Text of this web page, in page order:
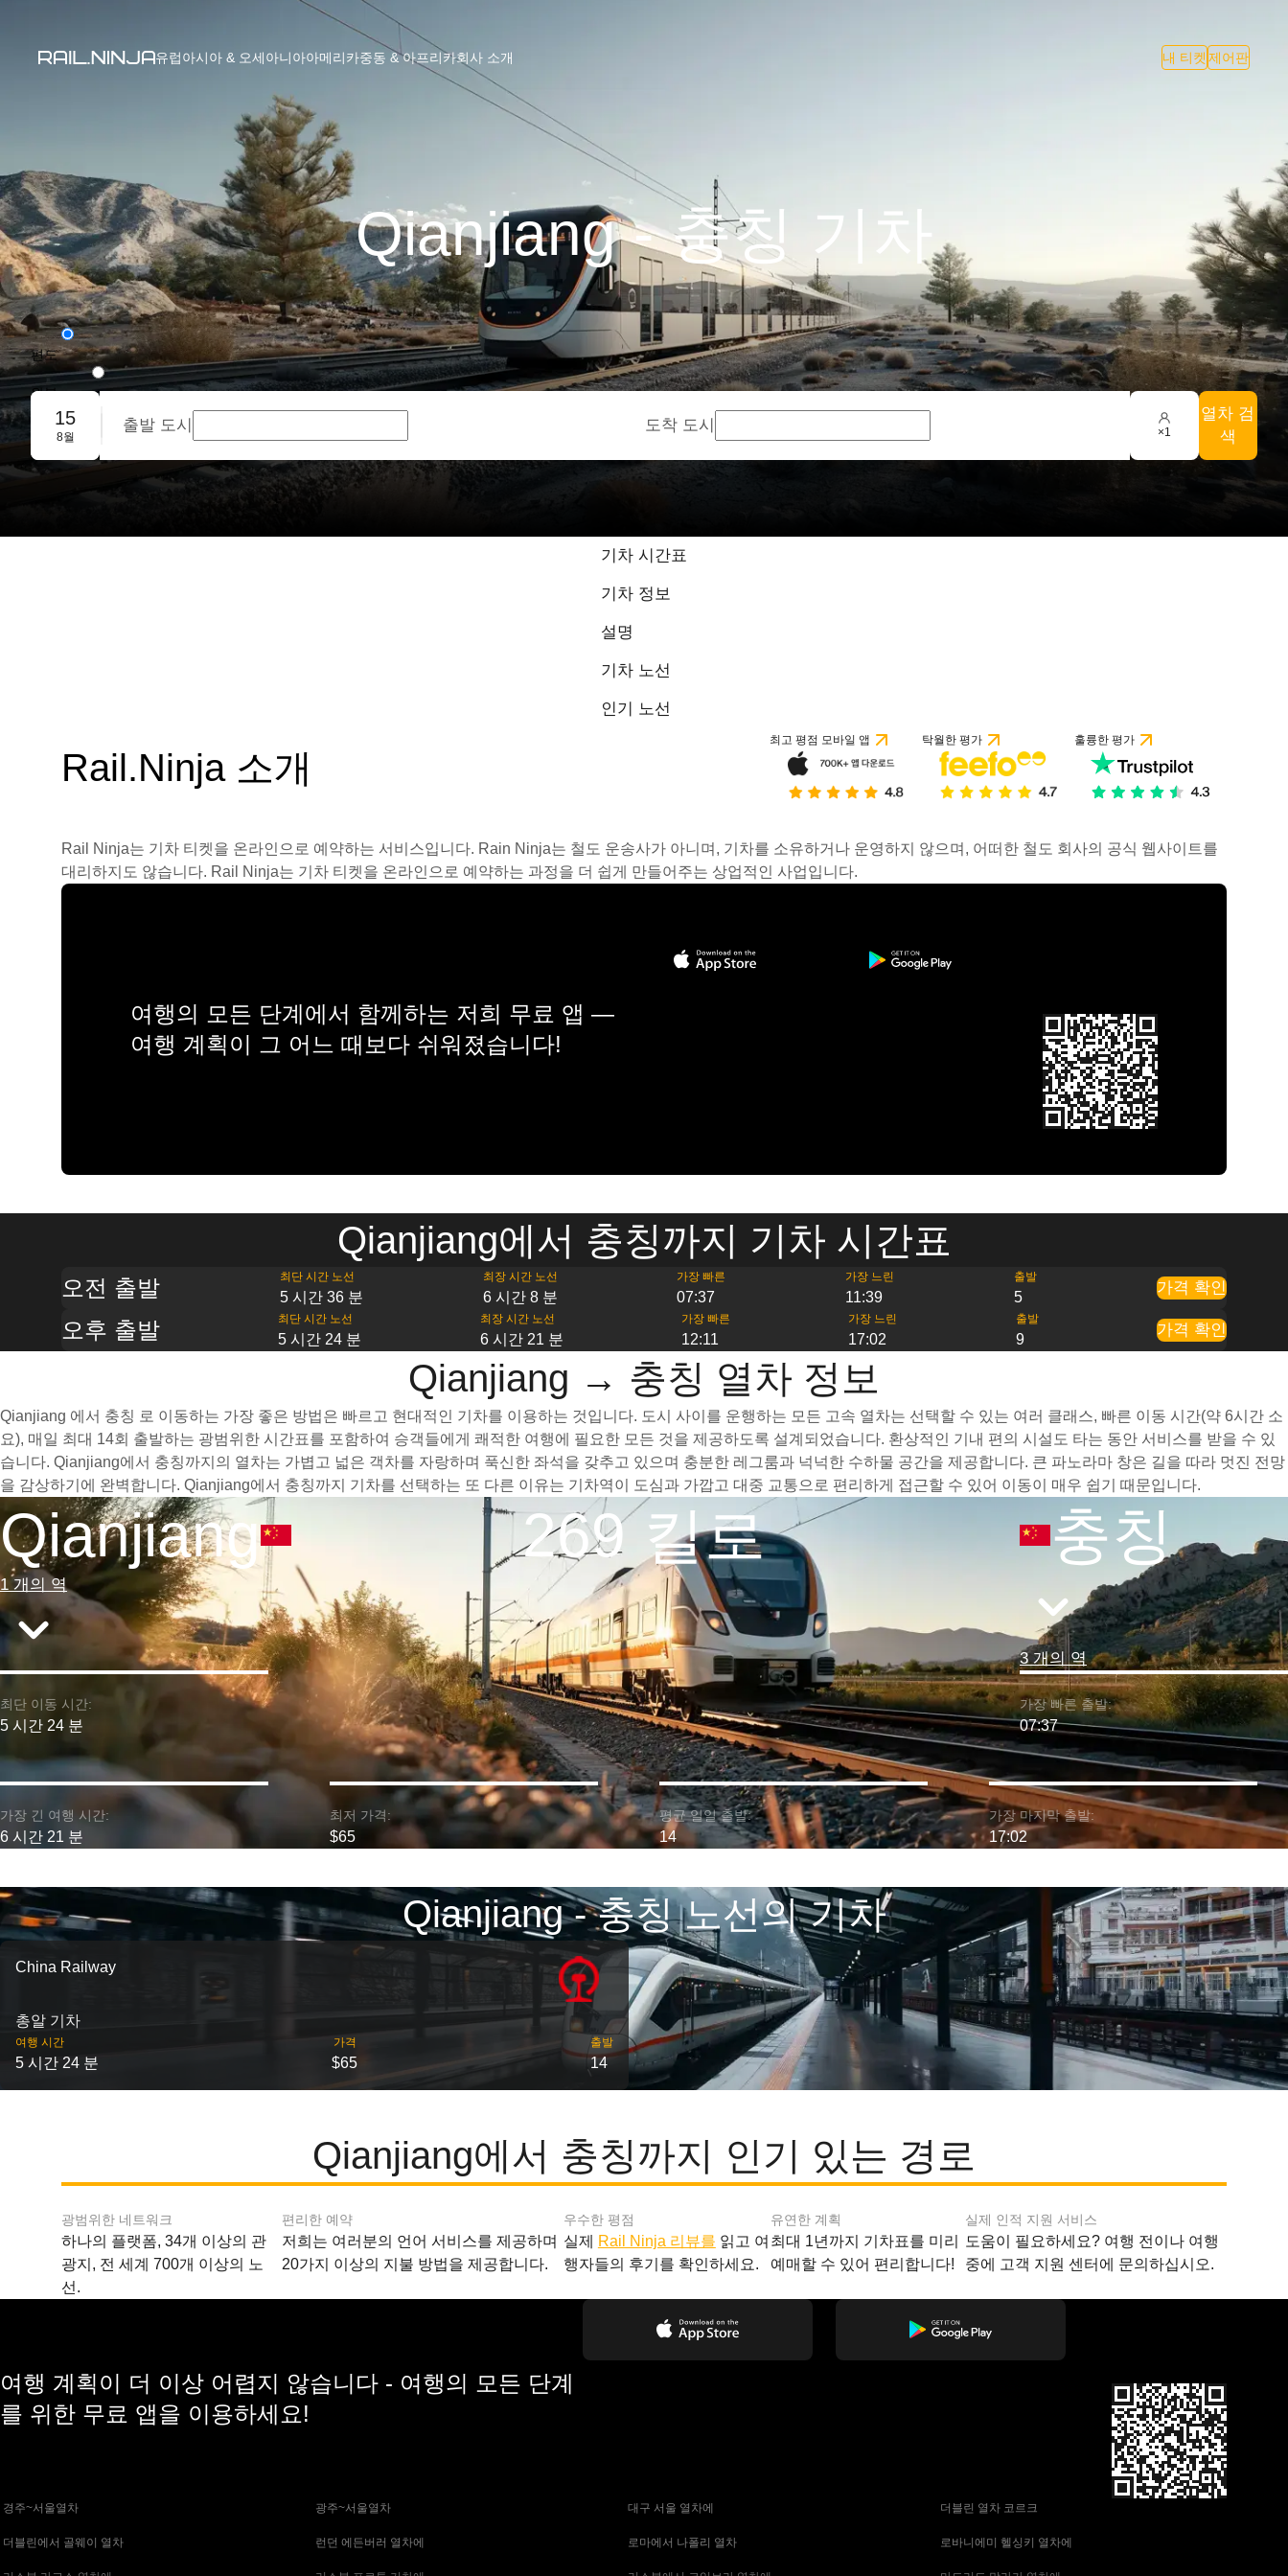
유럽아시아 & 오세아니아아메리카중동 & 아프리카회사 소개 내 티켓 제어판
Qianjiang - 충칭 기차
편도
왕복
단체 예약
15
8월
출발 도시 도착 도시 ×1
열차 검
색
기차 시간표
기차 정보
설명
기차 노선
인기 노선
Rail.Ninja 소개
최고 평점 모바일 앱 탁월한 평가 훌륭한 평가
Rail Ninja는 기차 티켓을 온라인으로 예약하는 서비스입니다. Rain Ninja는 철도 운송사가 아니며, 기차를 소유하거나 운영하지 않으며, 어떠한 철도 회사의 공식 웹사이트를
대리하지도 않습니다. Rail Ninja는 기차 티켓을 온라인으로 예약하는 과정을 더 쉽게 만들어주는 상업적인 사업입니다.
여행의 모든 단계에서 함께하는 저희 무료 앱 —
여행 계획이 그 어느 때보다 쉬워졌습니다!
Qianjiang에서 충칭까지 기차 시간표
오전 출발 최단 시간 노선
5 시간 36 분
최장 시간 노선
6 시간 8 분
가장 빠른
07:37
가장 느린
11:39
출발
5
가격 확인
오후 출발 최단 시간 노선
5 시간 24 분
최장 시간 노선
6 시간 21 분
가장 빠른
12:11
가장 느린
17:02
출발
9
가격 확인
Qianjiang → 충칭 열차 정보
Qianjiang 에서 충칭 로 이동하는 가장 좋은 방법은 빠르고 현대적인 기차를 이용하는 것입니다. 도시 사이를 운행하는 모든 고속 열차는 선택할 수 있는 여러 클래스, 빠른 이동 시간(약 6시간 소
요), 매일 최대 14회 출발하는 광범위한 시간표를 포함하여 승객들에게 쾌적한 여행에 필요한 모든 것을 제공하도록 설계되었습니다. 환상적인 기내 편의 시설도 타는 동안 서비스를 받을 수 있
습니다. Qianjiang에서 충칭까지의 열차는 가볍고 넓은 객차를 자랑하며 푹신한 좌석을 갖추고 있으며 충분한 레그룸과 넉넉한 수하물 공간을 제공합니다. 큰 파노라마 창은 길을 따라 멋진 전망
을 감상하기에 완벽합니다. Qianjiang에서 충칭까지 기차를 선택하는 또 다른 이유는 기차역이 도심과 가깝고 대중 교통으로 편리하게 접근할 수 있어 이동이 매우 쉽기 때문입니다.
Qianjiang
1 개의 역
269 킬로 충칭
3 개의 역
최단 이동 시간:
5 시간 24 분
가장 빠른 출발:
07:37
가장 긴 여행 시간:
6 시간 21 분
최저 가격:
$65
평균 일일 출발:
14
가장 마지막 출발:
17:02
Qianjiang - 충칭 노선의 기차
China Railway
총알 기차
여행 시간
5 시간 24 분
가격
$65
출발
14
Qianjiang에서 충칭까지 인기 있는 경로
광범위한 네트워크
하나의 플랫폼, 34개 이상의 관
광지, 전 세계 700개 이상의 노
선.
편리한 예약
저희는 여러분의 언어 서비스를 제공하며
20가지 이상의 지불 방법을 제공합니다.
우수한 평점
실제 Rail Ninja 리뷰를 읽고 여
행자들의 후기를 확인하세요.
유연한 계획
최대 1년까지 기차표를 미리
예매할 수 있어 편리합니다!
실제 인적 지원 서비스
도움이 필요하세요? 여행 전이나 여행
중에 고객 지원 센터에 문의하십시오.
여행 계획이 더 이상 어렵지 않습니다 - 여행의 모든 단계
를 위한 무료 앱을 이용하세요!
경주~서울열차 광주~서울열차 대구 서울 열차에 더블린 열차 코르크
더블린에서 골웨이 열차 런던 에든버러 열차에 로마에서 나폴리 열차 로바니에미 헬싱키 열차에